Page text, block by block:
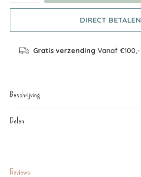
DIRECT BETALEN
Gratis verzending Vanaf €100,-
Beschrijving
Delen
Reviews